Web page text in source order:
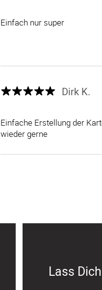
Einfach nur super
Dirk K.
Einfache Erstellung der
wieder gerne
Lass